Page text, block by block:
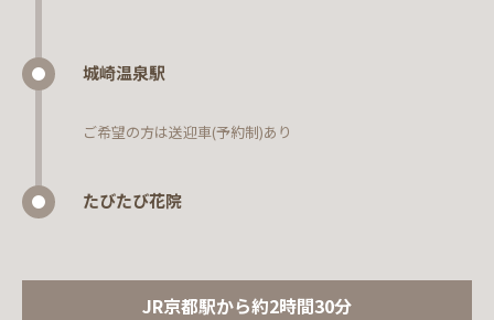
城崎温泉駅
ご希望の方は送迎車(予約制)あり
たびたび花院
JR京都駅から約2時間30分